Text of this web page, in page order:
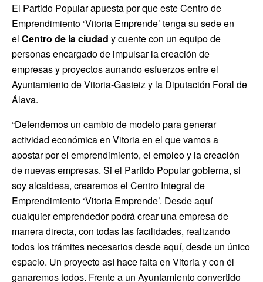
El Partido Popular apuesta por que este Centro de
Emprendimiento ‘Vitoria Emprende’ tenga su sede en
el Centro de la ciudad y cuente con un equipo de
personas encargado de impulsar la creación de
empresas y proyectos aunando esfuerzos entre el
Ayuntamiento de Vitoria-Gasteiz y la Diputación Foral de
Álava.
“Defendemos un cambio de modelo para generar
actividad económica en Vitoria en el que vamos a
apostar por el emprendimiento, el empleo y la creación
de nuevas empresas. Si el Partido Popular gobierna, si
soy alcaldesa, crearemos el Centro Integral de
Emprendimiento ‘Vitoria Emprende’. Desde aquí
cualquier emprendedor podrá crear una empresa de
manera directa, con todas las facilidades, realizando
todos los trámites necesarios desde aquí, desde un único
espacio. Un proyecto así hace falta en Vitoria y con él
ganaremos todos. Frente a un Ayuntamiento convertido